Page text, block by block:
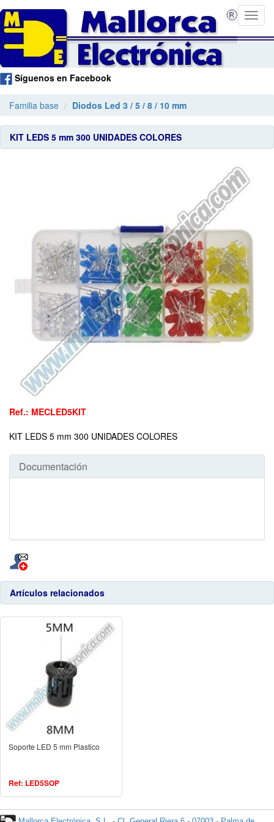
Síguenos en Facebook
Familia base Diodos Led 3 / 5 / 8 / 10 mm
KIT LEDS 5 mm 300 UNIDADES COLORES
Ref.: MECLED5KIT
KIT LEDS 5 mm 300 UNIDADES COLORES
Documentación
Artículos relacionados
Soporte LED 5 mm Plastico
Ref: LED5SOP